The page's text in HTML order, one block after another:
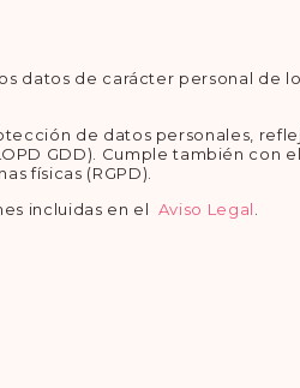
datos de carácter personal de
de datos personales,
GDD). Cumple también con
físicas (RGPD).
incluidas en el Aviso Legal